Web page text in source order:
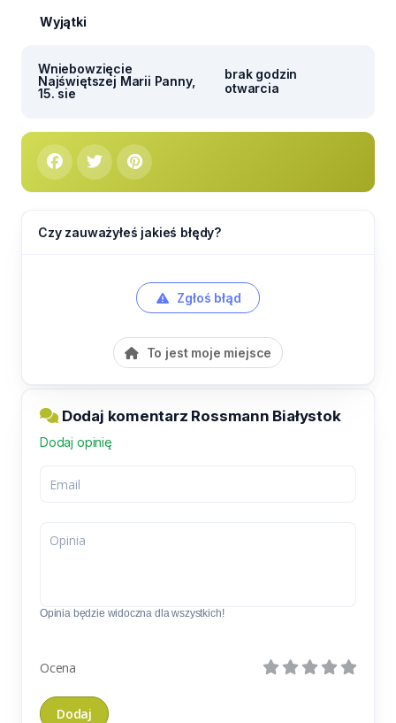
Wyjątki
Wniebowzięcie
Najświętszej Marii Panny,
15. sie
brak godzin
otwarcia
Czy zauważyłeś jakieś błędy?
Zgłoś błąd
To jest moje miejsce
Dodaj komentarz Rossmann Białystok
Dodaj opinię
Opinia będzie widoczna dla wszystkich!
Ocena